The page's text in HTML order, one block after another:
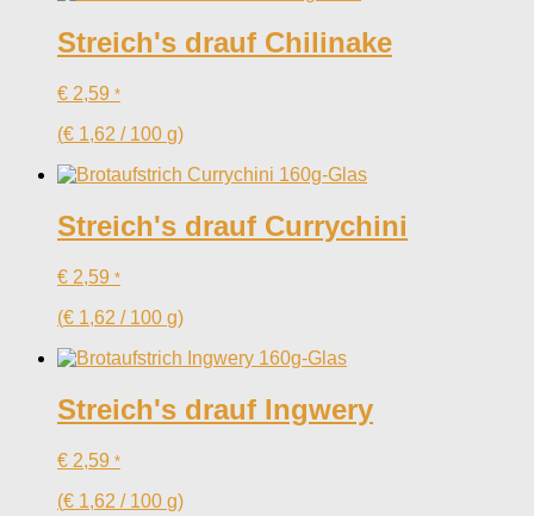
Streich's drauf Chilinake
€ 2,59 *
(€ 1,62 / 100 g)
Streich's drauf Currychini
€ 2,59 *
(€ 1,62 / 100 g)
Streich's drauf Ingwery
€ 2,59 *
(€ 1,62 / 100 g)